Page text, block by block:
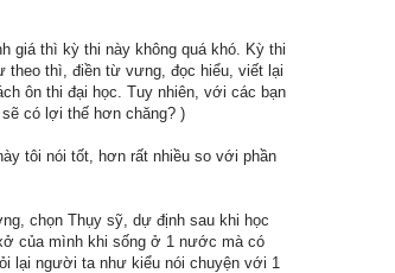
giá thì kỳ thi này không quá khó. Kỳ thi
theo thì, điền từ vưng, đọc hiểu, viết lại
ôn thi đại học. Tuy nhiên, với các bạn
có lợi thế hơn chăng? )
tôi nói tốt, hơn rất nhiều so với phần
chọn Thụy sỹ, dự định sau khi học
của mình khi sống ở 1 nước mà có
lại người ta như kiểu nói chuyện với 1